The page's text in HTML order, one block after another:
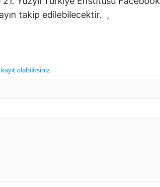
takip edilebilecektir. ,
kayıt olabilirsiniz.